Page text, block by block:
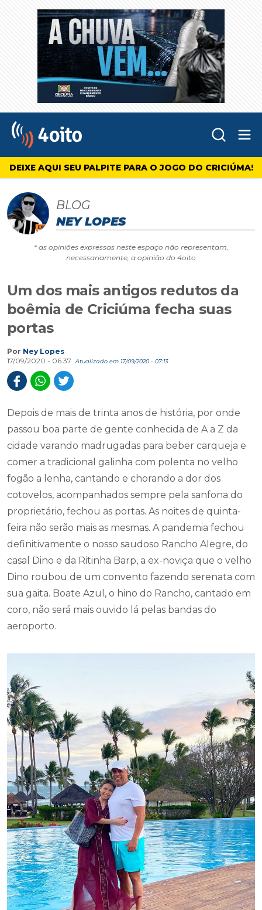
4oito
DEIXE AQUI SEU PALPITE PARA O JOGO DO CRICIÚMA!
BLOG
NEY LOPES
* as opiniões expressas neste espaço não representam,
necessariamente, a opinião do 4oito
Um dos mais antigos redutos da
boêmia de Criciúma fecha suas
portas
Por Ney Lopes
17/09/2020 - 06:37
Atualizado em 17/09/2020 - 07:13
Depois de mais de trinta anos de história, por onde
passou boa parte de gente conhecida de A a Z da
cidade varando madrugadas para beber carqueja e
comer a tradicional galinha com polenta no velho
fogão a lenha, cantando e chorando a dor dos
cotovelos, acompanhados sempre pela sanfona do
proprietário, fechou as portas. As noites de quinta-
feira não serão mais as mesmas. A pandemia fechou
definitivamente o nosso saudoso Rancho Alegre, do
casal Dino e da Ritinha Barp, a ex-noviça que o velho
Dino roubou de um convento fazendo serenata com
sua gaita. Boate Azul, o hino do Rancho, cantado em
coro, não será mais ouvido lá pelas bandas do
aeroporto.